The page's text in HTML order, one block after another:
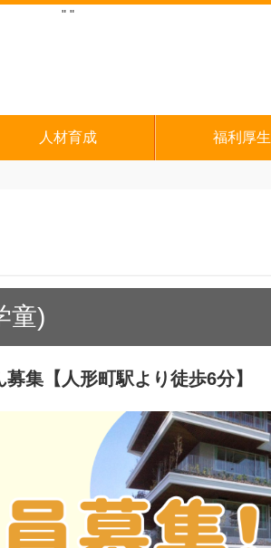
" "
人材育成 福利厚生
童)
集【人形町駅より徒歩6分】